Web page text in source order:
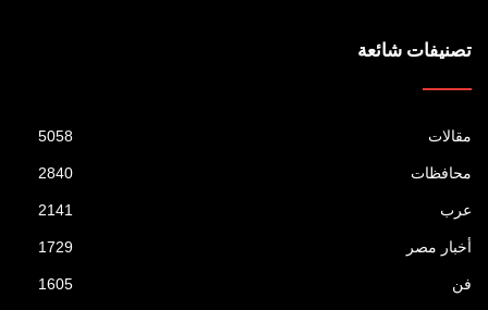
تصنيفات شائعة
مقالات 5058
محافظات 2840
عرب 2141
أخبار مصر 1729
فن 1605